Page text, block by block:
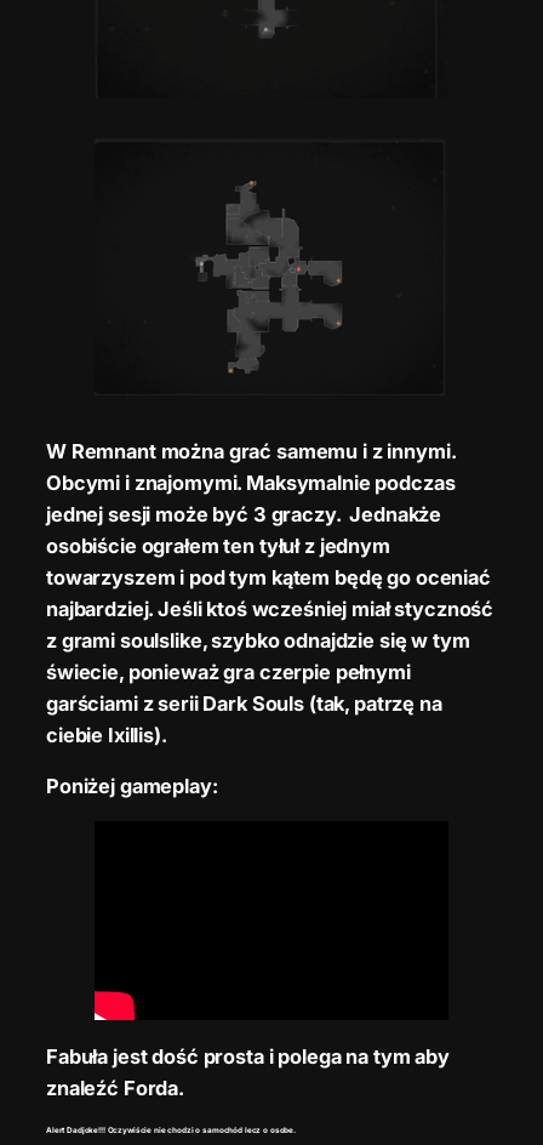
W Remnant można grać samemu i z innymi.
Obcymi i znajomymi. Maksymalnie podczas
jednej sesji może być 3 graczy. Jednakże
osobiście ograłem ten tyłuł z jednym
towarzyszem i pod tym kątem będę go oceniać
najbardziej. Jeśli ktoś wcześniej miał styczność
z grami soulslike, szybko odnajdzie się w tym
świecie, ponieważ gra czerpie pełnymi
garściami z serii Dark Souls (tak, patrzę na
ciebie Ixillis).
Poniżej gameplay:
Fabuła jest dość prosta i polega na tym aby
znaleźć Forda.
Alert Dadjoke!!! Oczywiście nie chodzi o samochód lecz o osobe.